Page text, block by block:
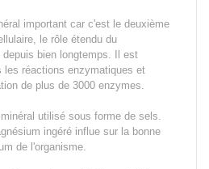
important car c'est le deuxième
le rôle étendu du
bien longtemps. Il est
les réactions enzymatiques et
de plus de 3000 enzymes.
utilisé sous forme de sels.
ingéré influe sur la bonne
de l'organisme.